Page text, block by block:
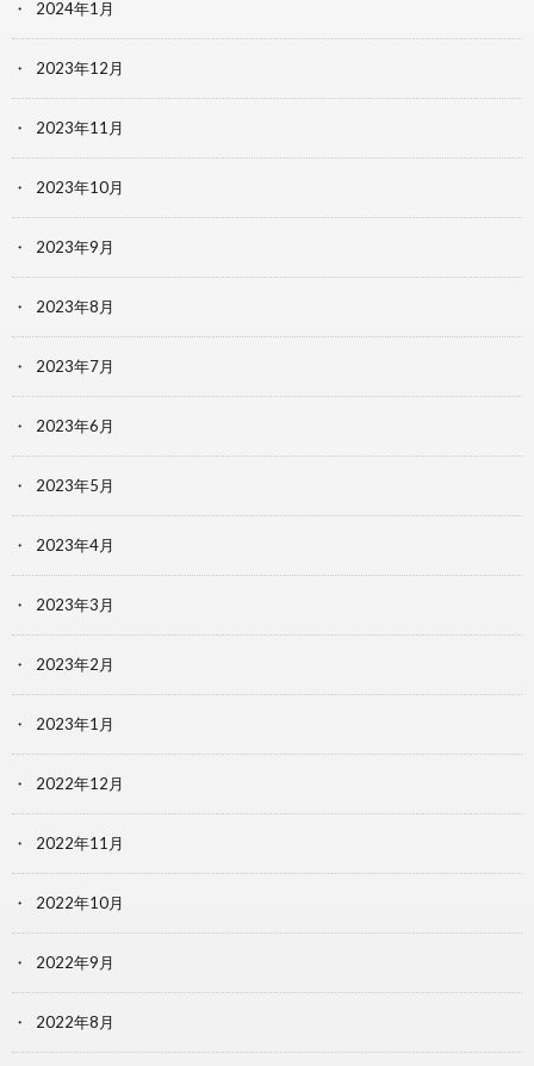
2024年1月
2023年12月
2023年11月
2023年10月
2023年9月
2023年8月
2023年7月
2023年6月
2023年5月
2023年4月
2023年3月
2023年2月
2023年1月
2022年12月
2022年11月
2022年10月
2022年9月
2022年8月